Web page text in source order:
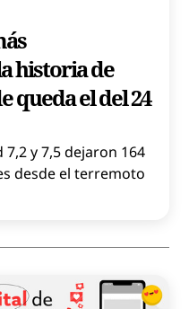
historia de
queda el del 24
y 7,5 dejaron 164
desde el terremoto